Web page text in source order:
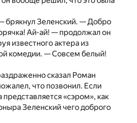
брякнул Зеленский. — Добро
Ай-ай! — продолжал он
известного актера из
комедии. — Совсем белый!
сказал Роман
что позвонил. Если
представляется «сэром», как
Зеленский чего доброго